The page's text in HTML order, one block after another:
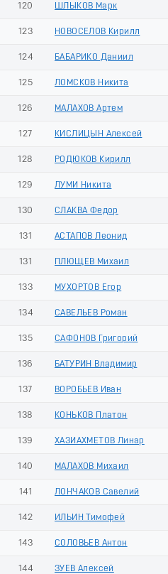
120 ШЛЫКОВ Марк
123 НОВОСЕЛОВ Кирилл
124 БАБАРИКО Даниил
125 ЛОМСКОВ Никита
126 МАЛАХОВ Артем
127 КИСЛИЦЫН Алексей
128 РОДЮКОВ Кирилл
129 ЛУМИ Никита
130 СЛАКВА Федор
131 АСТАПОВ Леонид
131 ПЛЮЩЕВ Михаил
133 МУХОРТОВ Егор
134 САВЕЛЬЕВ Роман
135 САФОНОВ Григорий
136 БАТУРИН Владимир
137 ВОРОБЬЕВ Иван
138 КОНЬКОВ Платон
139 ХАЗИАХМЕТОВ Линар
140 МАЛАХОВ Михаил
141 ЛОНЧАКОВ Савелий
142 ИЛЬИН Тимофей
143 СОЛОВЬЕВ Антон
144 ЗУЕВ Алексей